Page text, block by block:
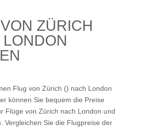
ZÜRICH
Flug von Zürich () nach London
können Sie bequem die Preise
Flüge von Zürich nach London und
Vergleichen Sie die Flugpreise der